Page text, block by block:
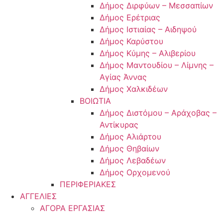
Δήμος Διρφύων – Μεσσαπίων
Δήμος Ερέτριας
Δήμος Ιστιαίας – Αιδηψού
Δήμος Καρύστου
Δήμος Κύμης – Αλιβερίου
Δήμος Μαντουδίου – Λίμνης –
Αγίας Άννας
Δήμος Χαλκιδέων
ΒΟΙΩΤΙΑ
Δήμος Διστόμου – Αράχοβας –
Αντίκυρας
Δήμος Αλιάρτου
Δήμος Θηβαίων
Δήμος Λεβαδέων
Δήμος Ορχομενού
ΠΕΡΙΦΕΡΙΑΚΕΣ
ΑΓΓΕΛΙΕΣ
ΑΓΟΡΑ ΕΡΓΑΣΙΑΣ